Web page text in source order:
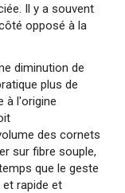
Il y a souvent
opposé à la
diminution de
plus de
à l'origine
des cornets
sur fibre souple,
que le geste
rapide et